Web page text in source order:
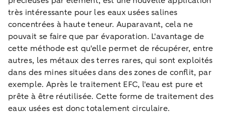
très intéressante pour les eaux usées salines
concentrées à haute teneur. Auparavant, cela ne
pouvait se faire que par évaporation. L'avantage de
cette méthode est qu'elle permet de récupérer, entre
autres, les métaux des terres rares, qui sont exploités
dans des mines situées dans des zones de conflit, par
exemple. Après le traitement EFC, l'eau est pure et
prête à être réutilisée. Cette forme de traitement des
eaux usées est donc totalement circulaire.